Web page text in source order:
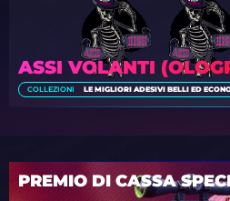
ASSI VOLANTI
COLLEZIONI LE MIGLIORI ADESIVI BELLI ED
PREMIO DI CASSA